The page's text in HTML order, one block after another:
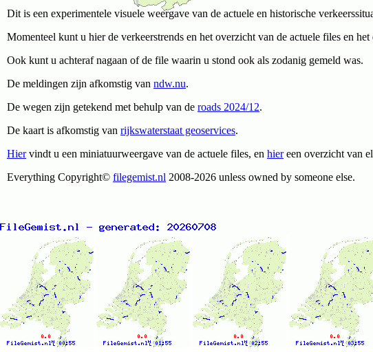
Dit is een experimentele visuele weergave van de actuele en historische
Momenteel kunt u hier de verkeerstrends en het overzicht van de actuele files en
Ook kunt u achteraf nagaan of de file waarin u stond ook als zodanig gemeld was.
De meldingen zijn afkomstig van ndw.nu.
De wegen zijn getekend met behulp van de roads 2024/12.
De kaart is afkomstig van rijkswaterstaat geoservices.
Hiervindt u een miniatuurweergave van de actuele files, en hiereen overzicht van
Everything Copyright© filegemist.nl 2008-2026 unless owned by someone else.